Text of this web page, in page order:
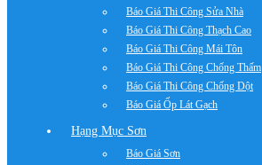
Báo Giá Thi Công Sửa Nhà
Báo Giá Thi Công Thạch Cao
Báo Giá Thi Công Mái Tôn
Báo Giá Thi Công Chống Thấm
Báo Giá Thi Công Chống Dột
Báo Giá Ốp Lát Gạch
Hạng Mục Sơn
Báo Giá Sơn